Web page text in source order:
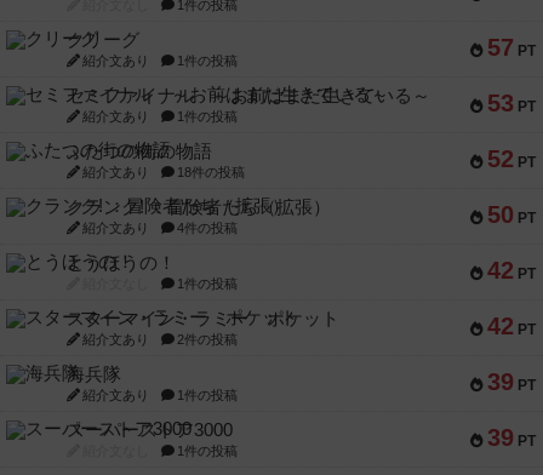
1件の投稿
57 PT
クリーグ
紹介文あり 1件の投稿
53 PT
セミファイナル ～お前はまだ生きている～
紹介文あり 1件の投稿
52 PT
ふたつの街の物語
紹介文あり 18件の投稿
50 PT
クランク! ：冒険者たち（拡張）
紹介文あり 4件の投稿
42 PT
とうほうの！
1件の投稿
42 PT
スターマイン・ラミー ポケット
紹介文あり 2件の投稿
39 PT
海兵隊
紹介文あり 1件の投稿
39 PT
スーパーストア3000
1件の投稿